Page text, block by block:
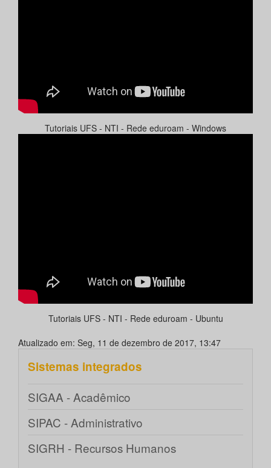
Tutoriais UFS - NTI - Rede eduroam - Windows
Tutoriais UFS - NTI - Rede eduroam - Ubuntu
Atualizado em: Seg, 11 de dezembro de 2017, 13:47
Sistemas integrados
SIGAA - Acadêmico
SIPAC - Administrativo
SIGRH - Recursos Humanos